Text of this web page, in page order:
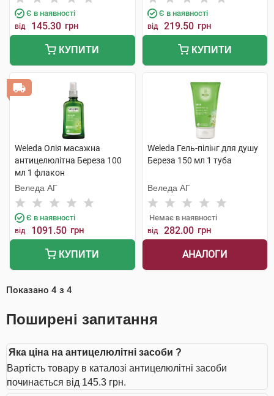
Є в наявності
від 145.30 грн
КУПИТИ
Є в наявності
від 219.50 грн
КУПИТИ
Weleda Олія масажна
антицелюлітна Береза 100
мл 1 флакон
Веледа АГ
Є в наявності
від 1091.50 грн
КУПИТИ
Weleda Гель-пілінг для душу
Береза 150 мл 1 туба
Веледа АГ
Немає в наявності
від 282.00 грн
АНАЛОГИ
Показано 4 з 4
Поширені запитання
Яка ціна на антицелюлітні засоби ?
Вартість товару в каталозі антицелюлітні засоби
починається від 145.3 грн.